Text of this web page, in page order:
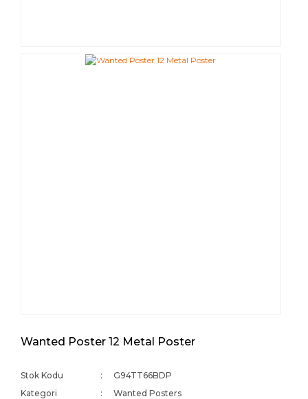
Wanted Poster 12 Metal Poster
Stok Kodu
G94TT66BDP
Kategori
Wanted Posters